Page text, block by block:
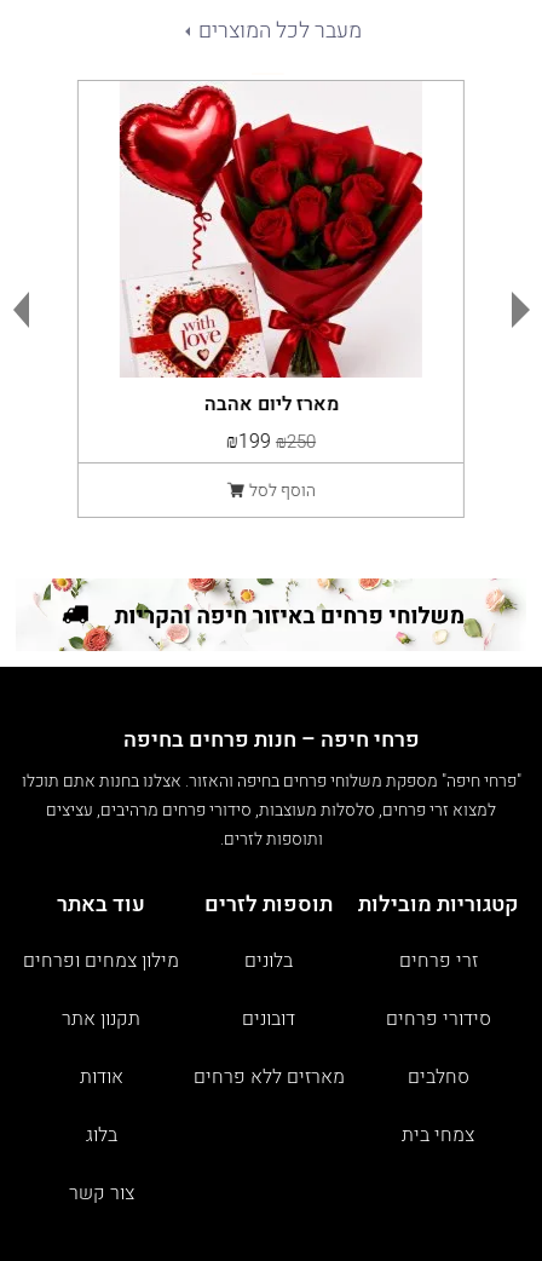
מעבר לכל המוצרים
מארז ליום אהבה
₪250
₪199
הוסף לסל
פרחי חיפה – חנות פרחים בחיפה
"פרחי חיפה" מספקת משלוחי פרחים בחיפה והאזור. אצלנו בחנות אתם תוכלו
למצוא זרי פרחים, סלסלות מעוצבות, סידורי פרחים מרהיבים, עציצים
ותוספות לזרים.
קטגוריות מובילות
זרי פרחים
סידורי פרחים
סחלבים
צמחי בית
תוספות לזרים
בלונים
דובונים
מארזים ללא פרחים
עוד באתר
מילון צמחים ופרחים
תקנון אתר
אודות
בלוג
צור קשר